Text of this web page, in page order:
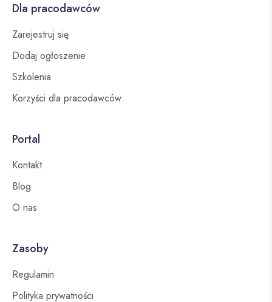
Dla pracodawców
Zarejestruj się
Dodaj ogłoszenie
Szkolenia
Korzyści dla pracodawców
Portal
Kontakt
Blog
O nas
Zasoby
Regulamin
Polityka prywatności